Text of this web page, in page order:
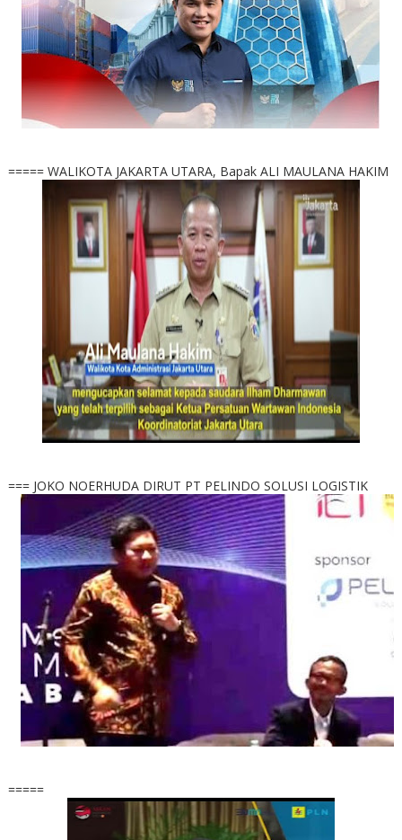
===== WALIKOTA JAKARTA UTARA, Bapak ALI MAULANA HAKIM
=== JOKO NOERHUDA DIRUT PT PELINDO SOLUSI LOGISTIK
=====